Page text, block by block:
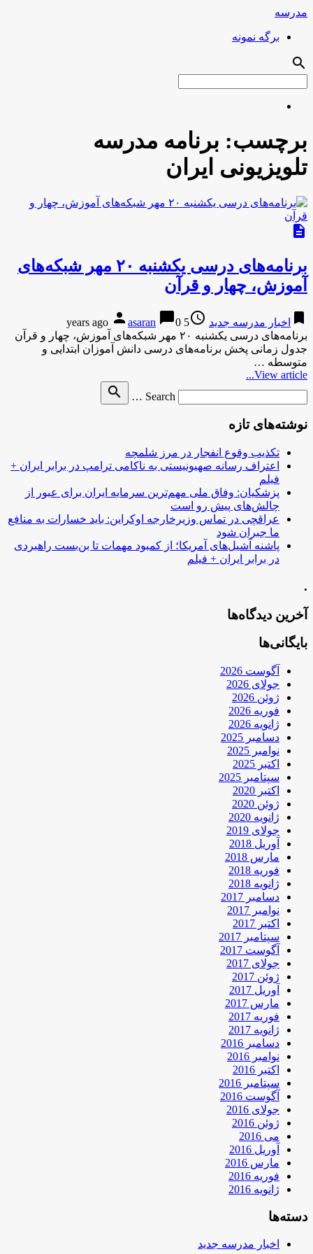
مدرسه
برگه نمونه
search
برچسب: برنامه مدرسه
تلویزیونی ایران
description
برنامه‌های درسی یکشنبه ۲۰ مهر شبکه‌های
آموزش، چهار و قرآن
bookmark اخبار مدرسه جدید access_time
5 years ago
person asaran chat_bubble0
برنامه‌های درسی یکشنبه ۲۰ مهر شبکه‌های آموزش، چهار و قرآن
جدول زمانی پخش برنامه‌های درسی دانش آموزان ابتدایی و
متوسطه …
View article...
Search …
search
نوشته‌های تازه
تکذیب وقوع انفجار در مرز شلمچه
اعتراف رسانه صهیونیستی به ناکامی ترامپ در برابر ایران +
فیلم
پزشکیان: وفاق ملی مهم‌ترین سرمایه ایران برای عبور از
چالش‌های پیش رو است
عراقچی در تماس وزیرخارجه اوکراین: باید خسارات به منافع
ما جبران شود
پاشنه آشیل‌های آمریکا؛ از کمبود مهمات تا بن‌بست راهبردی
در برابر ایران + فیلم
.
آخرین دیدگاه‌ها
بایگانی‌ها
آگوست 2026
جولای 2026
ژوئن 2026
فوریه 2026
ژانویه 2026
دسامبر 2025
نوامبر 2025
اکتبر 2025
سپتامبر 2025
اکتبر 2020
ژوئن 2020
ژانویه 2020
جولای 2019
آوریل 2018
مارس 2018
فوریه 2018
ژانویه 2018
دسامبر 2017
نوامبر 2017
اکتبر 2017
سپتامبر 2017
آگوست 2017
جولای 2017
ژوئن 2017
آوریل 2017
مارس 2017
فوریه 2017
ژانویه 2017
دسامبر 2016
نوامبر 2016
اکتبر 2016
سپتامبر 2016
آگوست 2016
جولای 2016
ژوئن 2016
می 2016
آوریل 2016
مارس 2016
فوریه 2016
ژانویه 2016
دسته‌ها
اخبار مدرسه جدید